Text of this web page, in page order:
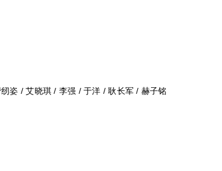
姿 / 艾晓琪 / 李强 / 于洋 / 耿长军 / 赫子铭